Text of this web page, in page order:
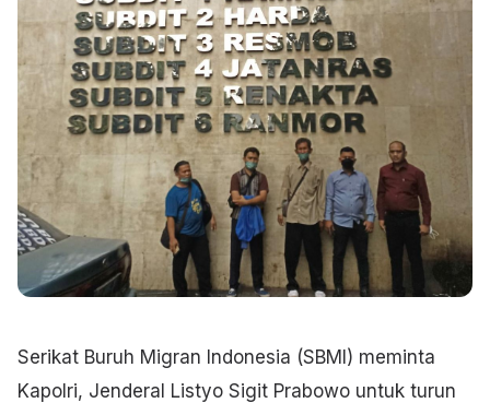
Serikat Buruh Migran Indonesia (SBMI) meminta
Kapolri, Jenderal Listyo Sigit Prabowo untuk turun